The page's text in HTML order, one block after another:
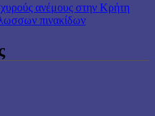
ανέμους στην Κρήτη
πινακίδων